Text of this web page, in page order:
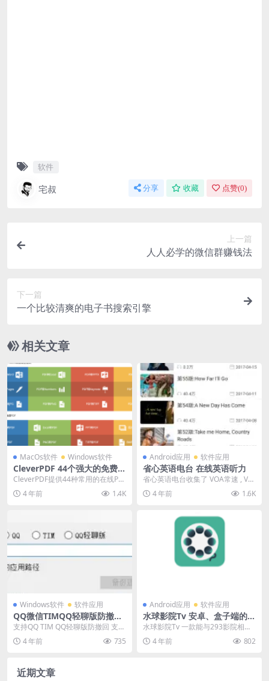
软件
宅叔 分享 收藏 点赞(0)
上一篇
人人必学的微信群赚钱法
下一篇
一个比较清爽的电子书搜索引擎
相关文章
MacOs软件 Windows软件
CleverPDF 44个强大的免费在
线PDF转换和工具
CleverPDF提供44种常用的在线PD
F转换工具，完全免费不需要注册。
包括P...
4 年前 1.4K
Android应用 软件应用
省心英语电台 在线英语听力
省心英语电台收集了 VOA常速 , VO
A慢速 , BBC , CNN , NP...
4 年前 1.6K
Windows软件 软件应用
QQ微信TIMQQ轻聊版防撤回
多开补丁（支持任意版本）
支持QQ TIM QQ轻聊版防撤回 支持
微信防撤回多开 支持任意版本 阿里
云盘 ...
4 年前 735
Android应用 软件应用
水球影院Tv 安卓、盒子端的影
视神器
水球影院Tv 一款能与293影院相媲
美的安卓端的观影神器。内置了各
种给力的影视资...
4 年前 802
近期文章